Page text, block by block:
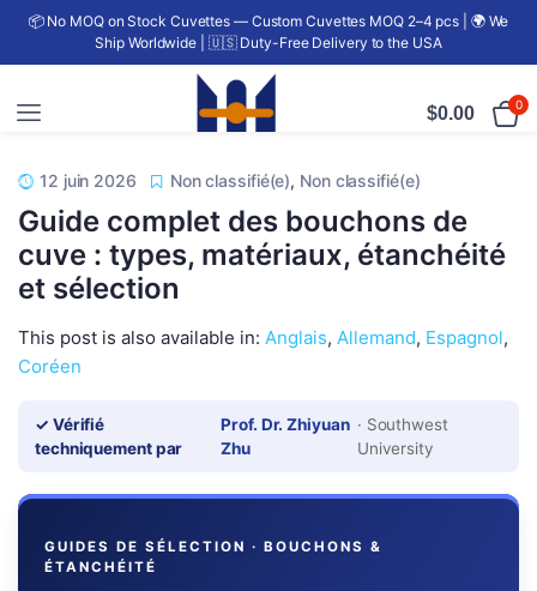
📦 No MOQ on Stock Cuvettes — Custom Cuvettes MOQ 2–4 pcs | 🌍 We
Ship Worldwide | 🇺🇸 Duty-Free Delivery to the USA
$0.00 0
12 juin 2026 Non classifié(e), Non classifié(e)
Guide complet des bouchons de
cuve : types, matériaux, étanchéité
et sélection
This post is also available in: Anglais Allemand Espagnol
Coréen
✓ Vérifié
techniquement par
Prof. Dr. Zhiyuan
Zhu
· Southwest
University
GUIDES DE SÉLECTION · BOUCHONS &
ÉTANCHÉITÉ